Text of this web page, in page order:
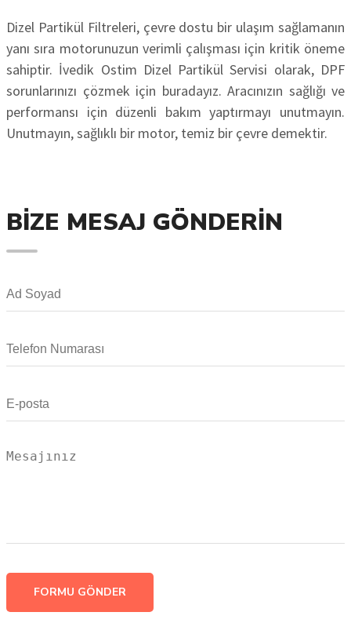
Dizel Partikül Filtreleri, çevre dostu bir ulaşım sağlamanın
yanı sıra motorunuzun verimli çalışması için kritik öneme
sahiptir. İvedik Ostim Dizel Partikül Servisi olarak, DPF
sorunlarınızı çözmek için buradayız. Aracınızın sağlığı ve
performansı için düzenli bakım yaptırmayı unutmayın.
Unutmayın, sağlıklı bir motor, temiz bir çevre demektir.
BIZE MESAJ GÖNDERIN
FORMU GÖNDER